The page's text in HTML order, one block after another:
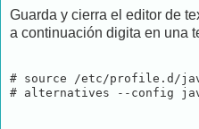
Guarda y cierra el editor de
a continuación digita en una
# source /etc/profile.d/